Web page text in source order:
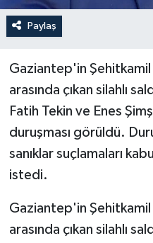
Paylaş
Gaziantep'in
arasında çıkan silahlı
Fatih Tekin ve Enes
duruşması görüldü.
sanıklar suçlamaları
istedi.
Gaziantep'in
arasında çıkan silahlı